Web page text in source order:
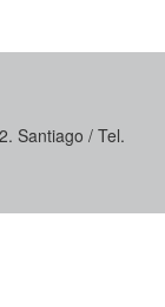
Santiago / Tel.